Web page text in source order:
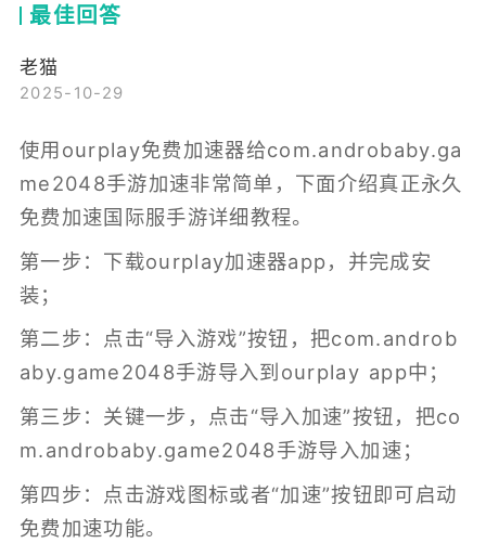
最佳回答
老猫
2025-10-29
使用ourplay免费加速器给com.androbaby.ga
me2048手游加速非常简单，下面介绍真正永久
免费加速国际服手游详细教程。
第一步：下载ourplay加速器app，并完成安
装；
第二步：点击“导入游戏”按钮，把com.androb
aby.game2048手游导入到ourplay app中；
第三步：关键一步，点击“导入加速”按钮，把co
m.androbaby.game2048手游导入加速；
第四步：点击游戏图标或者“加速”按钮即可启动
免费加速功能。